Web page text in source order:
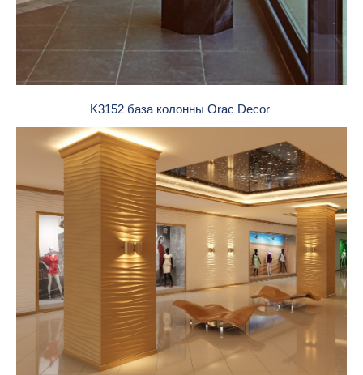
K3152 база колонны Orac Dеcor